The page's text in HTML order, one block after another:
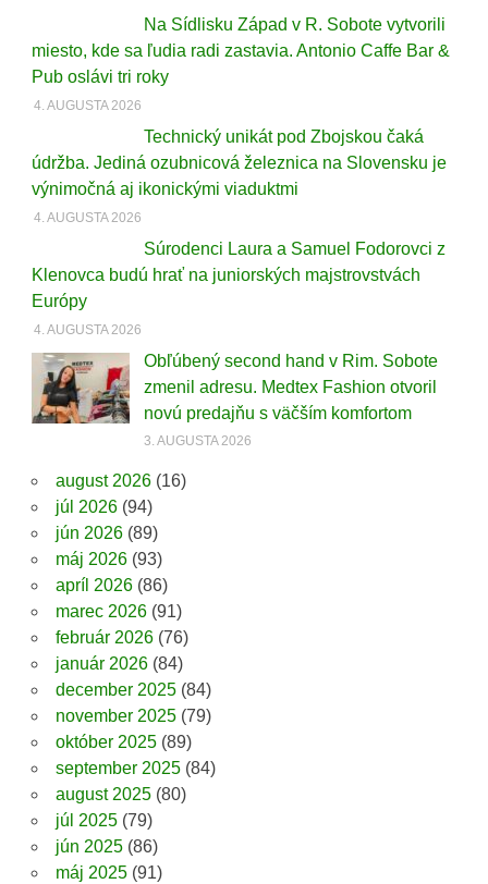
Na Sídlisku Západ v R. Sobote vytvorili
miesto, kde sa ľudia radi zastavia. Antonio Caffe Bar &
Pub oslávi tri roky
4. AUGUSTA 2026
Technický unikát pod Zbojskou čaká
údržba. Jediná ozubnicová železnica na Slovensku je
výnimočná aj ikonickými viaduktmi
4. AUGUSTA 2026
Súrodenci Laura a Samuel Fodorovci z
Klenovca budú hrať na juniorských majstrovstvách
Európy
4. AUGUSTA 2026
Obľúbený second hand v Rim. Sobote
zmenil adresu. Medtex Fashion otvoril
novú predajňu s väčším komfortom
3. AUGUSTA 2026
august 2026(16)
júl 2026(94)
jún 2026(89)
máj 2026(93)
apríl 2026(86)
marec 2026(91)
február 2026(76)
január 2026(84)
december 2025(84)
november 2025(79)
október 2025(89)
september 2025(84)
august 2025(80)
júl 2025(79)
jún 2025(86)
máj 2025(91)